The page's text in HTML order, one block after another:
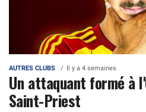
AUTRES CLUBS Il y a 4 semaines
Un attaquant formé à
Saint-Priest